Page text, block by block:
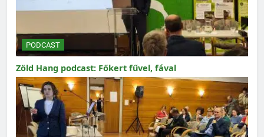
PODCAST
Zöld Hang podcast: Főkert fűvel, fával